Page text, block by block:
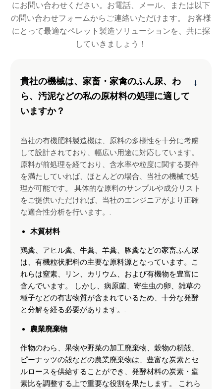
にお問い合わせください。お電話、メール、または以下
の問い合わせフォームからご連絡いただけます。 お客様
にとって最適なペレット製造ソリューションを、共に探
していきましょう！
貴社の機械は、家畜・家禽のふん尿、わ
ら、汚泥などの私の原材料の処理に適して
いますか？
→
当社の有機肥料製造機は、原料の多様性を十分に考慮
して設計されており、幅広い用途に対応しています。
原料が前処理を経ており、含水率や粒度に関する要件
を満たしていれば、ほとんどの場合、当社の機械で処
理が可能です。 具体的な原料のサンプルや成分リスト
をご提供いただければ、当社のエンジニアがより正確
な適合性分析を行います。.
木質材料
鶏糞、アヒル糞、牛糞、羊糞、豚糞などの家畜ふん尿
は、有機粒状肥料の主要な原料源となっています。こ
れらは窒素、リン、カリウム、および有機物を豊富に
含んでいます。 しかし、病原菌、寄生虫の卵、雑草の
種子などの有害物質が含まれているため、十分な発酵
と分解を経る必要があります。.
農業廃棄物
作物のわら、果物や野菜の加工廃棄物、穀物の籾殻、
ピーナッツの殻などの農業廃棄物は、豊富な炭素とセ
ルロースを供給することができ、発酵材料の炭素・窒
素比を調整する上で重要な役割を果たします。 これら